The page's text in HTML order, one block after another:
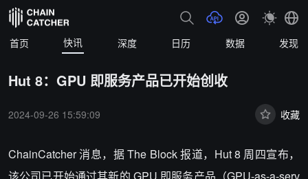
首页 快讯 深度 日历 数据 发现
Hut 8：GPU 即服务产品已开始创收
2024-09-26 15:59:09 收藏
ChainCatcher 消息，据 The Block 报道， Hut 8 周四宣布，